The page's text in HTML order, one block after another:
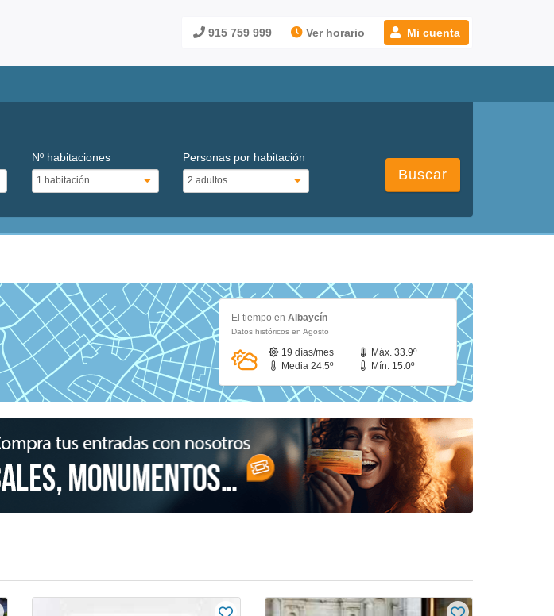
915 759 999 Ver horario Mi cuenta
Nº habitaciones Personas por habitación
Buscar
El tiempo en Albaycín
Datos históricos en Agosto
19 días/mes
Máx. 33.9º
Media 24.5º
Mín. 15.0º